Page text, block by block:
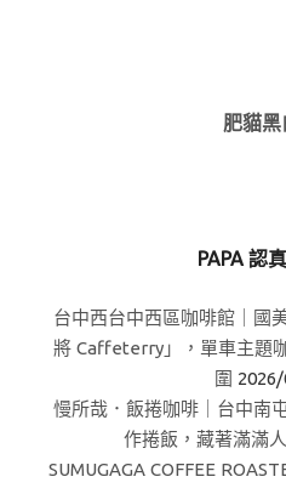
肥貓黑
PAPA 認
台中西台中西區咖啡館｜國
將 Caffeterry」，單車主題
圍
慢所哉．飯捲咖啡｜台中南
作捲飯，藏著滿滿
SUMUGAGA COFFEE